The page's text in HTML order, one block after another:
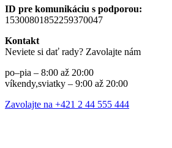
ID pre komunikáciu s podporou:
15300801852259370047
Kontakt
Neviete si dať rady? Zavolajte nám
po–pia – 8:00 až 20:00
víkendy,sviatky – 9:00 až 20:00
Zavolajte na +421 2 44 555 444